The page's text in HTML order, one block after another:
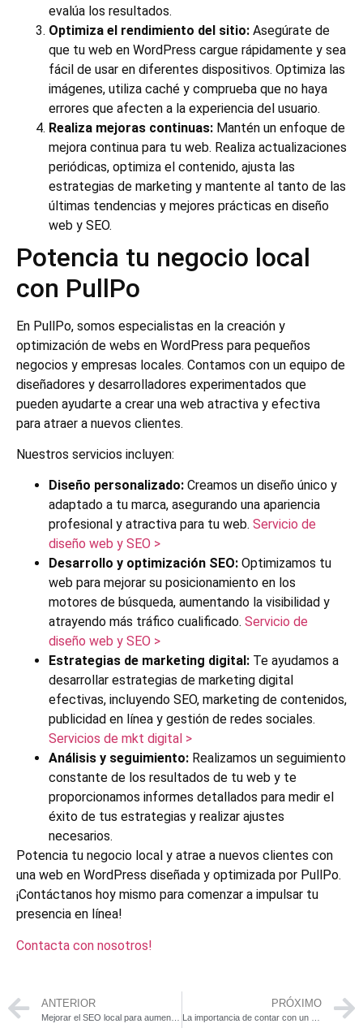
evalúa los resultados.
Optimiza el rendimiento del sitio: Asegúrate de
que tu web en WordPress cargue rápidamente y sea
fácil de usar en diferentes dispositivos. Optimiza las
imágenes, utiliza caché y comprueba que no haya
errores que afecten a la experiencia del usuario.
Realiza mejoras continuas: Mantén un enfoque de
mejora continua para tu web. Realiza actualizaciones
periódicas, optimiza el contenido, ajusta las
estrategias de marketing y mantente al tanto de las
últimas tendencias y mejores prácticas en diseño
web y SEO.
Potencia tu negocio local
con PullPo
En PullPo, somos especialistas en la creación y
optimización de webs en WordPress para pequeños
negocios y empresas locales. Contamos con un equipo de
diseñadores y desarrolladores experimentados que
pueden ayudarte a crear una web atractiva y efectiva
para atraer a nuevos clientes.
Nuestros servicios incluyen:
Diseño personalizado: Creamos un diseño único y
adaptado a tu marca, asegurando una apariencia
profesional y atractiva para tu web. Servicio de
diseño web y SEO >
Desarrollo y optimización SEO: Optimizamos tu
web para mejorar su posicionamiento en los
motores de búsqueda, aumentando la visibilidad y
atrayendo más tráfico cualificado. Servicio de
diseño web y SEO >
Estrategias de marketing digital: Te ayudamos a
desarrollar estrategias de marketing digital
efectivas, incluyendo SEO, marketing de contenidos,
publicidad en línea y gestión de redes sociales.
Servicios de mkt digital >
Análisis y seguimiento: Realizamos un seguimiento
constante de los resultados de tu web y te
proporcionamos informes detallados para medir el
éxito de tus estrategias y realizar ajustes
necesarios.
Potencia tu negocio local y atrae a nuevos clientes con
una web en WordPress diseñada y optimizada por PullPo.
¡Contáctanos hoy mismo para comenzar a impulsar tu
presencia en línea!
Contacta con nosotros!
ANTERIOR PRÓXIMO